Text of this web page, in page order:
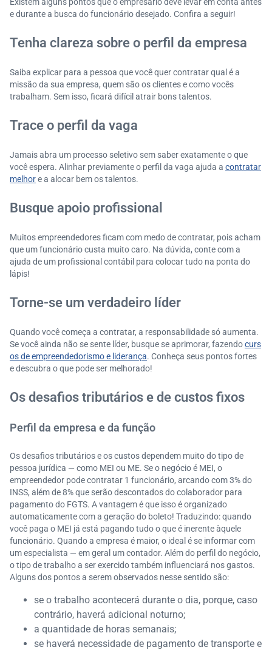
e durante a busca do funcionário desejado. Confira a seguir!
Tenha clareza sobre o perfil da empresa
Saiba explicar para a pessoa que você quer contratar qual é a
missão da sua empresa, quem são os clientes e como vocês
trabalham. Sem isso, ficará difícil atrair bons talentos.
Trace o perfil da vaga
Jamais abra um processo seletivo sem saber exatamente o que
você espera. Alinhar previamente o perfil da vaga ajuda a contratar
melhore a alocar bem os talentos.
Busque apoio profissional
Muitos empreendedores ficam com medo de contratar, pois acham
que um funcionário custa muito caro. Na dúvida, conte com a
ajuda de um profissional contábil para colocar tudo na ponta do
lápis!
Torne-se um verdadeiro líder
Quando você começa a contratar, a responsabilidade só aumenta.
Se você ainda não se sente líder, busque se aprimorar, fazendocurs
os de empreendedorismo e liderança. Conheça seus pontos fortes
e descubra o que pode ser melhorado!
Os desafios tributários e de custos fixos
Perfil da empresa e da função
Os desafios tributários e os custos dependem muito do tipo de
pessoa jurídica — como MEI ou ME. Se o negócio é MEI, o
empreendedor pode contratar 1 funcionário, arcando com 3% do
INSS, além de 8% que serão descontados do colaborador para
pagamento do FGTS. A vantagem é que isso é organizado
automaticamente com a geração do boleto! Traduzindo: quando
você paga o MEI já está pagando tudo o que é inerente àquele
funcionário. Quando a empresa é maior, o ideal é se informar com
um especialista — em geral um contador. Além do perfil do negócio,
o tipo de trabalho a ser exercido também influenciará nos gastos.
Alguns dos pontos a serem observados nesse sentido são:
se o trabalho acontecerá durante o dia, porque, caso
contrário, haverá adicional noturno;
a quantidade de horas semanais;
se haverá necessidade de pagamento de transporte e